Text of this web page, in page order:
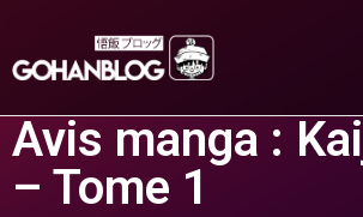
Avis manga :
– Tome 1